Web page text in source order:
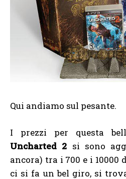
Qui andiamo sul pesante.
I prezzi per questa
Uncharted 2 si sono
ancora) tra i 700 e i 10000
ci si fa un bel giro, si